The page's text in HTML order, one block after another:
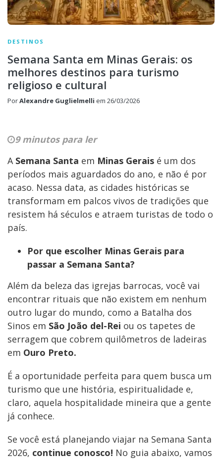
DESTINOS
Semana Santa em Minas Gerais: os
melhores destinos para turismo
religioso e cultural
PorAlexandre Guglielmelli em 26/03/2026
9 minutos para ler
A Semana Santa em Minas Gerais é um dos
períodos mais aguardados do ano, e não é por
acaso. Nessa data, as cidades históricas se
transformam em palcos vivos de tradições que
resistem há séculos e atraem turistas de todo o
país.
Por que escolher Minas Gerais para
passar a Semana Santa?
Além da beleza das igrejas barrocas, você vai
encontrar rituais que não existem em nenhum
outro lugar do mundo, como a Batalha dos
Sinos em São João del-Rei ou os tapetes de
serragem que cobrem quilômetros de ladeiras
em Ouro Preto.
É a oportunidade perfeita para quem busca um
turismo que une história, espiritualidade e,
claro, aquela hospitalidade mineira que a gente
já conhece.
Se você está planejando viajar na Semana Santa
2026, continue conosco! No guia abaixo, vamos